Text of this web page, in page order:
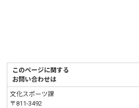
このページに関する
お問い合わせは
文化スポーツ課
〒811-3492